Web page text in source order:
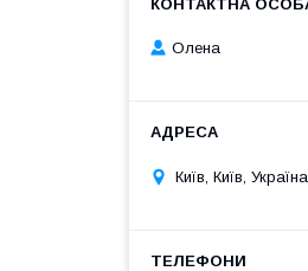
Олена
Київ, Київ, Україна